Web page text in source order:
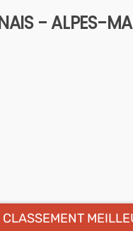
- ALPES-
CLASSEMENT